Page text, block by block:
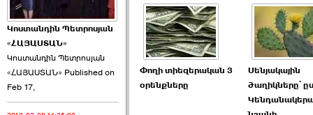
Այս ընդդիմությունը
կվերցնի ›››
Կոստանդին Պետրոսյան
«ՀԱՅԱՍՏԱՆ»
Կոստանդին Պետրոսյան
«ՀԱՅԱՍՏԱՆ» Published on
Feb 17,
Փողի տիեզերական 3
օրենքները
Սենյակային
ծաղիկները՝